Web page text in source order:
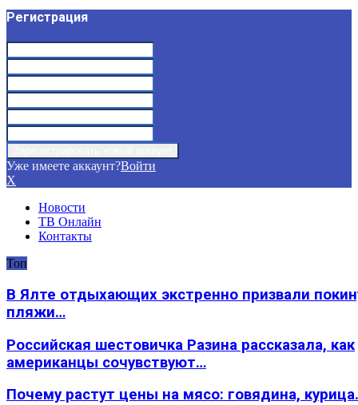
Регистрация
Уже имеете аккаунт?Войти
X
Новости
ТВ Онлайн
Контакты
Топ
В Ялте отдыхающих экстренно призвали
пляжи…
Российская шестовичка Разина рассказала, как
американцы сочувствуют…
Почему растут цены на мясо: говядина,